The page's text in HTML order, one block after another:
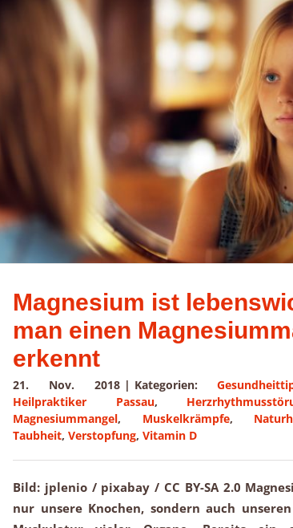
Magnesium ist
man einen
erkennt
21. Nov. 2018 | Kategorien:
Heilpraktiker Passau,
Magnesiummangel, Muskelkrämpfe,
Taubheit, Verstopfung, Vitamin D
Bild: jplenio / pixabay / CC BY-SA 2.0
nur unsere Knochen, sondern auch